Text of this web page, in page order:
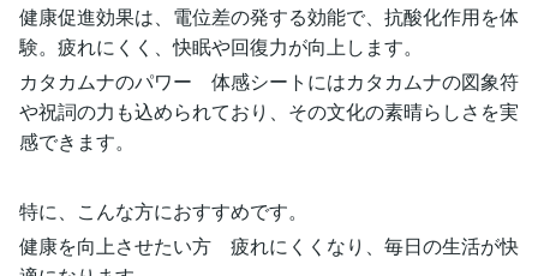
健康促進効果は、電位差の発する効能で、抗酸化作用を体
験。疲れにくく、快眠や回復力が向上します。
カタカムナのパワー 体感シートにはカタカムナの図象符
や祝詞の力も込められており、その文化の素晴らしさを実
感できます。
特に、こんな方におすすめです。
健康を向上させたい方 疲れにくくなり、毎日の生活が快